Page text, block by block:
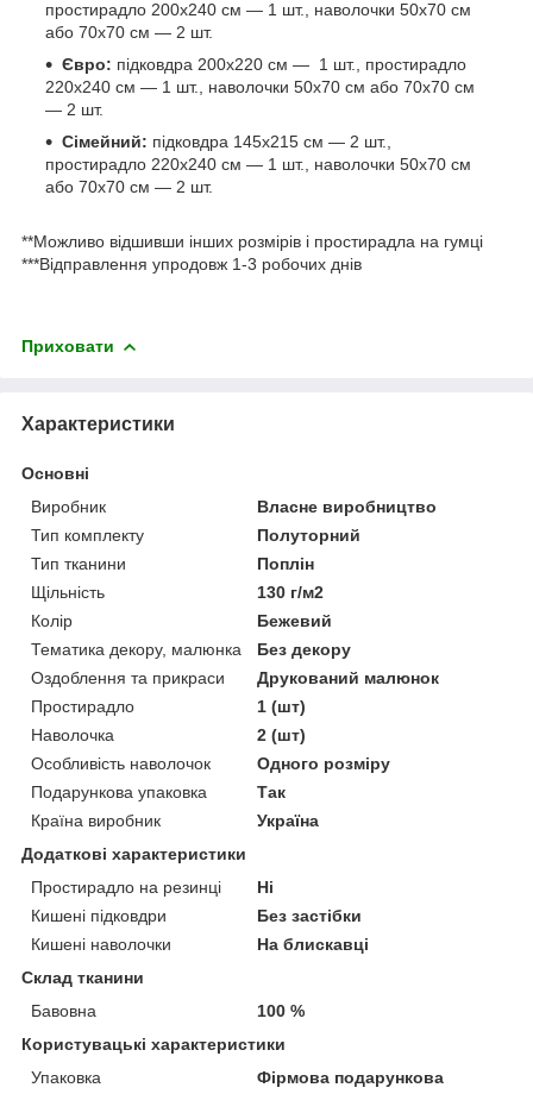
простирадло 200х240 см — 1 шт., наволочки 50х70 см
або 70х70 см — 2 шт.
Євро: підковдра 200х220 см — 1 шт., простирадло
220х240 см — 1 шт., наволочки 50х70 см або 70х70 см
— 2 шт.
Сімейний: підковдра 145х215 см — 2 шт.,
простирадло 220х240 см — 1 шт., наволочки 50х70 см
або 70х70 см — 2 шт.
**Можливо відшивши інших розмірів і простирадла на гумці
***Відправлення упродовж 1-3 робочих днів
Приховати
Характеристики
Основні
Виробник
Власне виробництво
Тип комплекту
Полуторний
Тип тканини
Поплін
Щільність
130 г/м2
Колір
Бежевий
Тематика декору, малюнка
Без декору
Оздоблення та прикраси
Друкований малюнок
Простирадло
1 (шт)
Наволочка
2 (шт)
Особливість наволочок
Одного розміру
Подарункова упаковка
Так
Країна виробник
Україна
Додаткові характеристики
Простирадло на резинці
Ні
Кишені підковдри
Без застібки
Кишені наволочки
На блискавці
Склад тканини
Бавовна
100 %
Користувацькі характеристики
Упаковка
Фірмова подарункова